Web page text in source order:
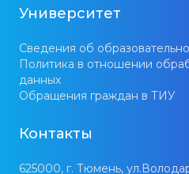
Университет
Сведения об
Политика в отношении
данных
Обращения граждан в ТИУ
Контакты
625000, г. Тюмень,